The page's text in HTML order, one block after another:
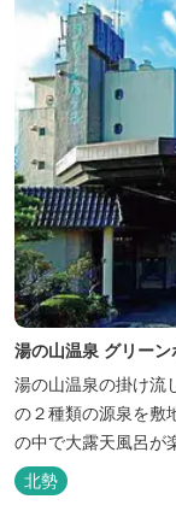
湯の山温泉 グリーン
湯の山温泉の掛け流
の２種類の源泉を敷
の中で大露天風呂が
北勢